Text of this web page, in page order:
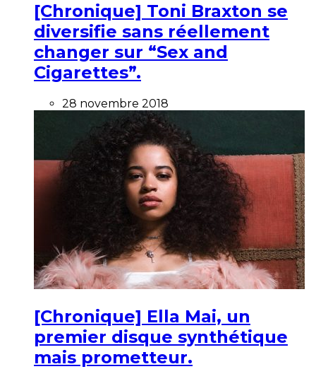
[Chronique] Toni Braxton se
diversifie sans réellement
changer sur “Sex and
Cigarettes”.
28 novembre 2018
[Chronique] Ella Mai, un
premier disque synthétique
mais prometteur.